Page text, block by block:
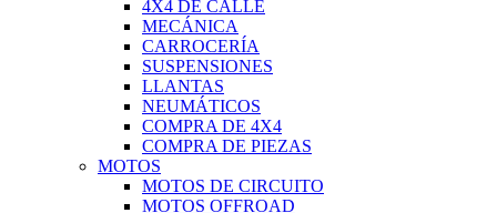
4X4 DE CALLE
MECÁNICA
CARROCERÍA
SUSPENSIONES
LLANTAS
NEUMÁTICOS
COMPRA DE 4X4
COMPRA DE PIEZAS
MOTOS
MOTOS DE CIRCUITO
MOTOS OFFROAD